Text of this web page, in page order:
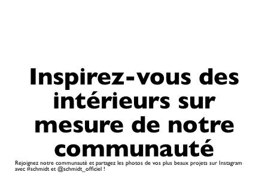
Inspirez-vous des
intérieurs sur
mesure de notre
communauté
Rejoignez notre communauté et partagez les photos de vos plus beaux projets sur Instagram
avec #schmidt et @schmidt_officiel !​